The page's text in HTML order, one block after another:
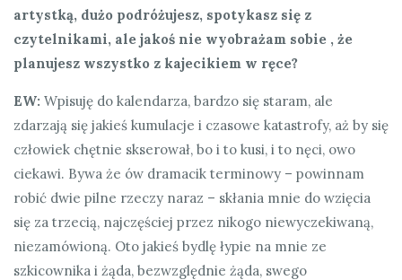
artystką, dużo podróżujesz, spotykasz się z
czytelnikami, ale jakoś nie wyobrażam sobie , że
planujesz wszystko z kajecikiem w ręce?
EW: Wpisuję do kalendarza, bardzo się staram, ale
zdarzają się jakieś kumulacje i czasowe katastrofy, aż by się
człowiek chętnie skserował, bo i to kusi, i to nęci, owo
ciekawi. Bywa że ów dramacik terminowy – powinnam
robić dwie pilne rzeczy naraz – skłania mnie do wzięcia
się za trzecią, najczęściej przez nikogo niewyczekiwaną,
niezamówioną. Oto jakieś bydlę łypie na mnie ze
szkicownika i żąda, bezwzględnie żąda, swego